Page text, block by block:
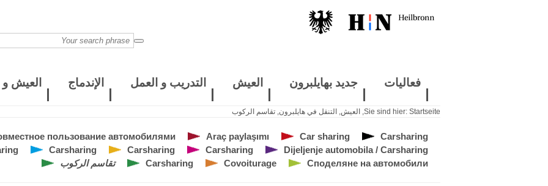
فعاليات جديد بهايلبرون العيش التدريب و العمل الإندماج العيش و
Sie sind hier: Startseite
, العيش, التنقل في هايلبرون,تقاسم الركوب
Carsharing
Car sharing
Araç paylaşımı
пользование автомобилями
Dijeljenje automobila / Carsharing
Carsharing
Carsharing
Carsharing
Споделяне на автомобили
Covoiturage
Carsharing تقاسم الركوب